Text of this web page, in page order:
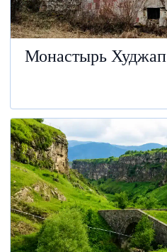
Монастырь Худжап